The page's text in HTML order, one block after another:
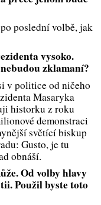
poslední volbě, jak
vysoko.
zklamaní?
v politice od ničeho
Masaryka
historku z roku
demonstraci
světící biskup
Gusto, je tu
obnáší.
Od volby hlavy
Použil byste toto